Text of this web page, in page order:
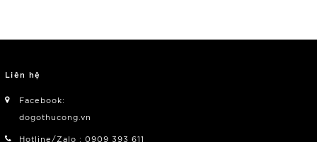
Liên hệ
Facebook:
dogothucong.vn
Hotline/Zalo : 0909 393 611